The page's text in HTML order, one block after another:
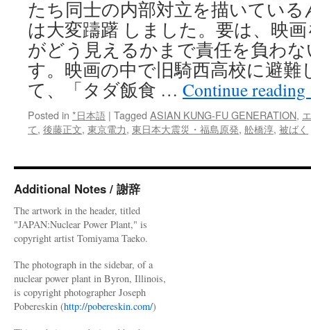
たち同士の内部対立を描いてい
は大変躊躇 しました。要は、映
がどう見えるかまで責任を負わ
す。映画の中で旧騎西高校に避難
て、「タダ飯食 … Continue reading
Posted in *日本語 | Tagged ASIAN KUNG-FU GENERATION,
て, 後藤正文, 東京電力, 東日本大震災・福島原発, 舩橋淳, 被ばく
Additional Notes / 謝辞
The artwork in the header, titled
"JAPAN:Nuclear Power Plant," is
copyright artist Tomiyama Taeko.
The photograph in the sidebar, of a
nuclear power plant in Byron, Illinois,
is copyright photographer Joseph
Pobereskin (http://pobereskin.com/)